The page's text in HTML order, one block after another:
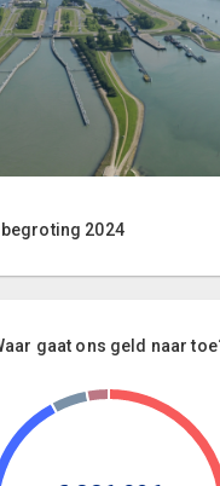
2024
gaat ons geld naar